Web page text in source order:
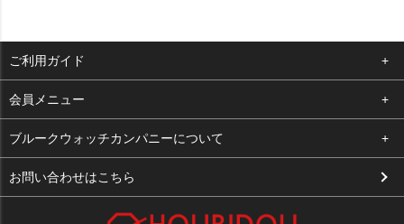
ご利用ガイド
よくある質問
支払い・送料
お客様の声
会員メニュー
ログイン
お気に入り
ブルークウォッチカンパニーについて
会社概要
お問い合わせはこちら